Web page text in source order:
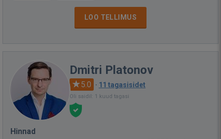
LOO TELLIMUS
Dmitri Platonov
5.0 · 11 tagasisidet
Oli saidil: 1 kuud tagasi
Hinnad